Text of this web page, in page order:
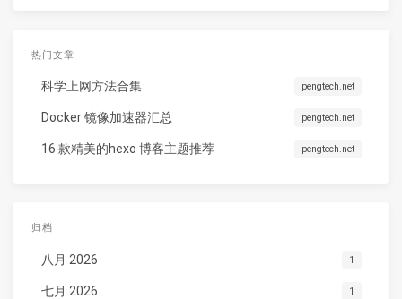
热门文章
科学上网方法合集 pengtech.net
Docker 镜像加速器汇总 pengtech.net
16 款精美的hexo 博客主题推荐 pengtech.net
归档
八月 2026 1
七月 2026 1